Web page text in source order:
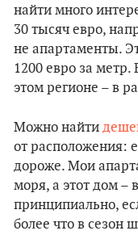
найти много
30 тысяч евро,
не апартаменты.
1200 евро за
этом регионе – в
Можно найти
от расположения:
дороже. Мои
моря, а этот дом –
принципиально,
более что в сезон